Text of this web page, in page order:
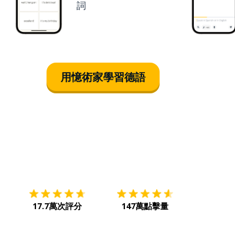
詞
用憶術家學習德語
17.7萬次評分 147萬點擊量